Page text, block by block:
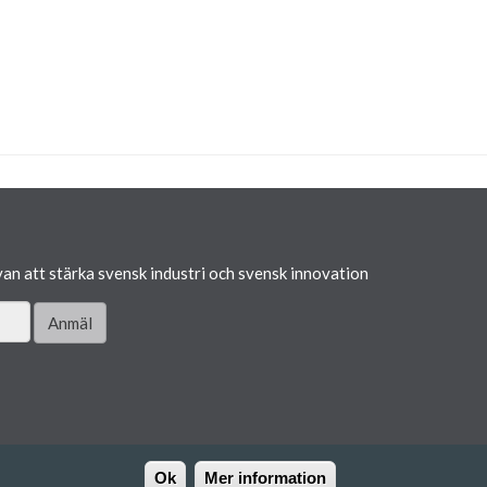
att stärka svensk industri och svensk innovation
Anmäl
Ok Mer information